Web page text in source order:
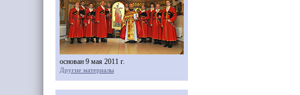
основан 9 мая 2011 г.
Другие материалы